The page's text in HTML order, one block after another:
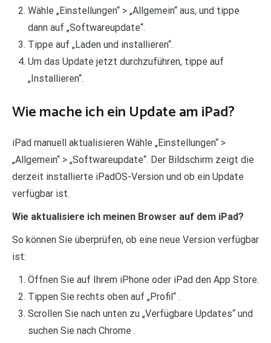
Wähle „Einstellungen“ > „Allgemein“ aus, und tippe
dann auf „Softwareupdate“.
Tippe auf „Laden und installieren“.
Um das Update jetzt durchzuführen, tippe auf
„Installieren“.
Wie mache ich ein Update am iPad?
iPad manuell aktualisieren Wähle „Einstellungen“ >
„Allgemein“ > „Softwareupdate“. Der Bildschirm zeigt die
derzeit installierte iPadOS-Version und ob ein Update
verfügbar ist.
Wie aktualisiere ich meinen Browser auf dem iPad?
So können Sie überprüfen, ob eine neue Version verfügbar
ist:
Öffnen Sie auf Ihrem iPhone oder iPad den App Store.
Tippen Sie rechts oben auf „Profil“ .
Scrollen Sie nach unten zu „Verfügbare Updates“ und
suchen Sie nach Chrome .